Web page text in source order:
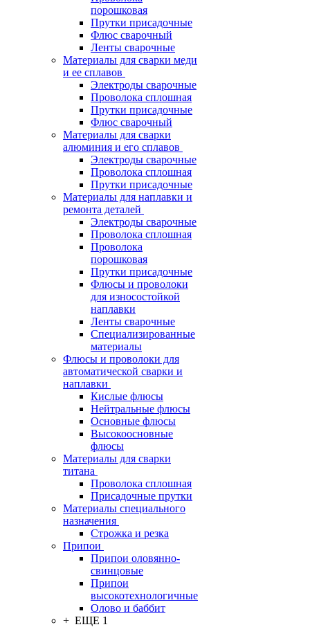
порошковая
Прутки присадочные
Флюс сварочный
Ленты сварочные
Материалы для сварки меди
и ее сплавов
Электроды сварочные
Проволока сплошная
Прутки присадочные
Флюс сварочный
Материалы для сварки
алюминия и его сплавов
Электроды сварочные
Проволока сплошная
Прутки присадочные
Материалы для наплавки и
ремонта деталей
Электроды сварочные
Проволока сплошная
Проволока
порошковая
Прутки присадочные
Флюсы и проволоки
для износостойкой
наплавки
Ленты сварочные
Специализированные
материалы
Флюсы и проволоки для
автоматической сварки и
наплавки
Кислые флюсы
Нейтральные флюсы
Основные флюсы
Высокоосновные
флюсы
Материалы для сварки
титана
Проволока сплошная
Присадочные прутки
Материалы специального
назначения
Строжка и резка
Припои
Припои оловянно-
свинцовые
Припои
высокотехнологичные
Олово и баббит
+ ЕЩЕ 1